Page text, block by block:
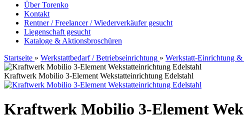
Über Torenko
Kontakt
Rentner / Freelancer / Wiederverkäufer gesucht
Liegenschaft gesucht
Kataloge & Aktionsbroschüren
Startseite » Werkstattbedarf / Betriebseinrichtung » Werkstatt-Einrichtung
Kraftwerk Mobilio 3-Element Wekstatteinrichtung Edelstahl
Kraftwerk Mobilio 3-Element